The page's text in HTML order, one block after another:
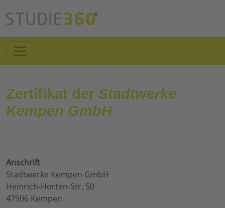
Zertifikat der Stadtwerke
Kempen GmbH
Anschrift
Stadtwerke Kempen GmbH
Heinrich-Horten-Str. 50
47906 Kempen